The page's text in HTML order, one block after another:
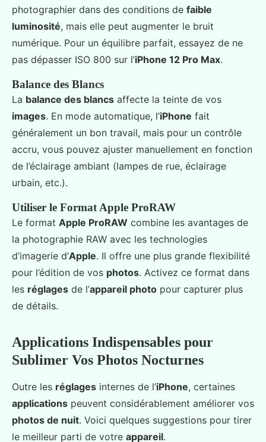
photographier dans des conditions de faible
luminosité, mais elle peut augmenter le bruit
numérique. Pour un équilibre parfait, essayez de ne
pas dépasser ISO 800 sur l’iPhone 12 Pro Max.
Balance des Blancs
La balance des blancs affecte la teinte de vos
images. En mode automatique, l’iPhone fait
généralement un bon travail, mais pour un contrôle
accru, vous pouvez ajuster manuellement en fonction
de l’éclairage ambiant (lampes de rue, éclairage
urbain, etc.).
Utiliser le Format Apple ProRAW
Le format Apple ProRAW combine les avantages de
la photographie RAW avec les technologies
d’imagerie d’Apple. Il offre une plus grande flexibilité
pour l’édition de vos photos. Activez ce format dans
les réglages de l’appareil photo pour capturer plus
de détails.
Applications Indispensables pour
Sublimer Vos Photos Nocturnes
Outre les réglages internes de l’iPhone, certaines
applications peuvent considérablement améliorer vos
photos de nuit. Voici quelques suggestions pour tirer
le meilleur parti de votre appareil.